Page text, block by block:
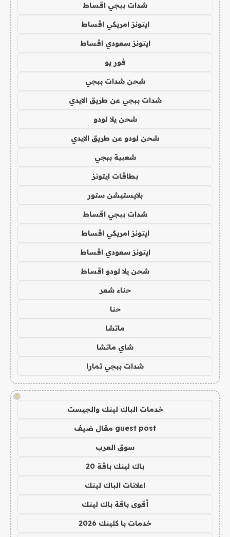
شدات ببجي اقساط
ايتونز امريكي اقساط
ايتونز سعودي اقساط
فور يو
شحن شدات ببجي
شدات ببجي عن طريق الايدي
شحن يلا لودو
شحن لودو عن طريق الايدي
شعبية ببجي
بطاقات ايتونز
بلايستيشن ستور
شدات ببجي اقساط
ايتونز امريكي اقساط
ايتونز سعودي اقساط
شحن يلا لودو اقساط
حناء شعر
حنا
ماتشا
شاي ماتشا
شدات ببجي تمارا
!
خدمات الباك لينك والجيست
guest post مقال ضيف
سوق العرب
باك لينك باقة 20
اعلانات الباك لينك
أقوى باقة باك لينك
خدمات با كلينك 2026